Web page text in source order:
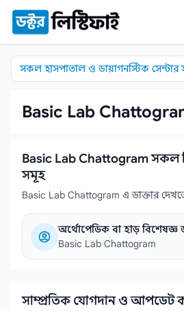
কন্টেন্টে যান
সকল হাসপাতাল ও ডায়াগনস্টিক সেন্টার
Basic Lab
Basic Lab Chattogram সকল
সমূহ
Basic Lab Chattogram এ ডাক্তার
অর্থোপেডিক বা হাড় বিশেষজ্ঞ
Basic Lab Chattogram
সাম্প্রতিক যোগদান ও আপডেট